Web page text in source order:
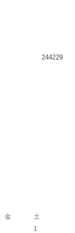
244229
金
土
1